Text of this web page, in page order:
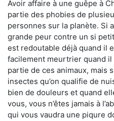
Avoir affaire à une guêpe à
partie des phobies de
personnes sur la planète. Si
grande peur contre un si petit
est redoutable déjà quand il
facilement meurtrier quand
partie de ces animaux, mais
insectes qu’on qualifie de
bien de douleurs et quand
vous, vous n’êtes jamais à
qui vous vaudra une piqure